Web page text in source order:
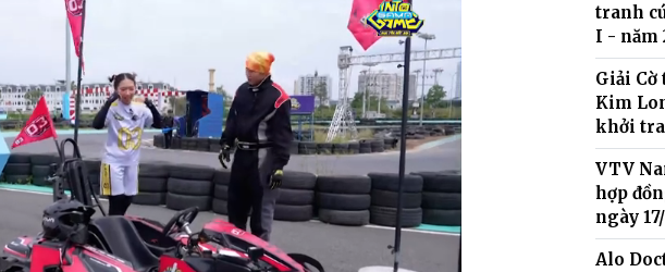
tranh
I - năm
Giải Cờ
Kim
khởi
VTV
hợp
ngày
Alo